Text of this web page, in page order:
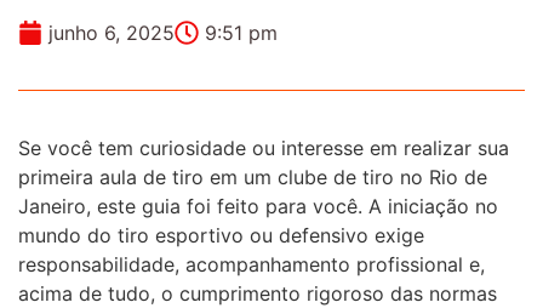
junho 6, 2025 9:51 pm
Se você tem curiosidade ou interesse em realizar sua
primeira aula de tiro em um clube de tiro no Rio de
Janeiro, este guia foi feito para você. A iniciação no
mundo do tiro esportivo ou defensivo exige
responsabilidade, acompanhamento profissional e,
acima de tudo, o cumprimento rigoroso das normas